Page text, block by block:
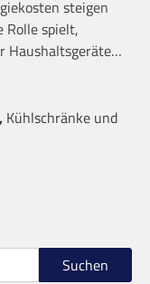
steigen
Rolle spielt,
Haushaltsgeräte…
, Kühlschränke und
Suchen